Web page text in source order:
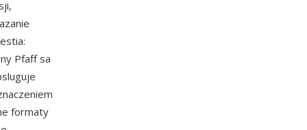
Pfaff sa
formaty